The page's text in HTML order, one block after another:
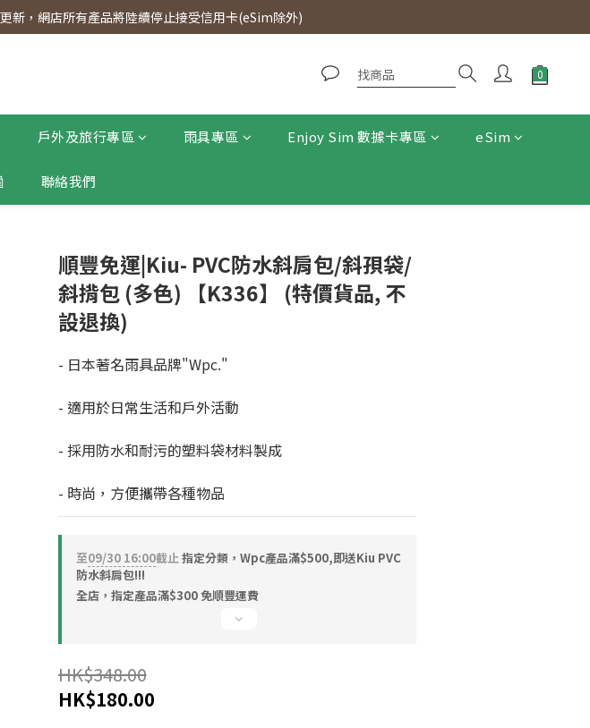
至2026年12月31日）。滿$300即免運費。
新，網店所有產品將陸續停止接受信用卡(eSim除外)
戶外及旅行專區 雨具專區 Enjoy Sim 數據卡專區 eSim
聯絡我們
順豐免運|Kiu- PVC防水斜肩包/斜孭袋/
斜揹包 (多色) 【K336】 (特價貨品, 不
設退換)
- 日本著名雨具品牌"Wpc."
- 適用於日常生活和戶外活動
- 採用防水和耐污的塑料袋材料製成
- 時尚，方便攜帶各種物品
至09/30 16:00截止指定分類，Wpc產品滿$500,即送Kiu PVC
防水斜肩包!!!
全店，指定產品滿$300 免順豐運費
HK$348.00
HK$180.00